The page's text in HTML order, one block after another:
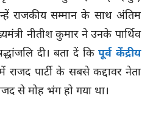
राजकीय सम्मान के साथ अंतिम
नीतीश कुमार ने उनके पार्थिव
दी। बता दें किपूर्व केंद्रीय
राजद पार्टी के सबसे कद्दावर नेता
से मोह भंग हो गया था।